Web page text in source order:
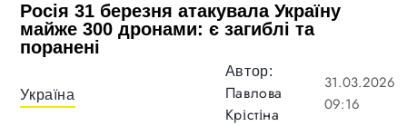
Росія 31 березня атакувала Україну
майже 300 дронами: є загиблі та
поранені
Україна
Автор:
Павлова
Крістіна
31.03.2026
09:16